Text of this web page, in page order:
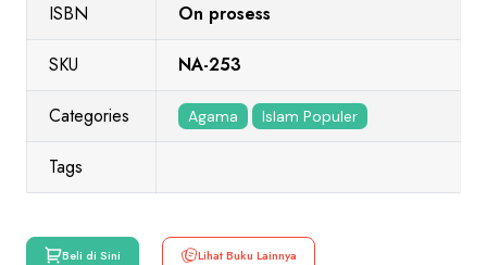
ISBN On prosess
SKU NA-253
Categories Agama Islam Populer
Tags
Beli di Sini Lihat Buku Lainnya